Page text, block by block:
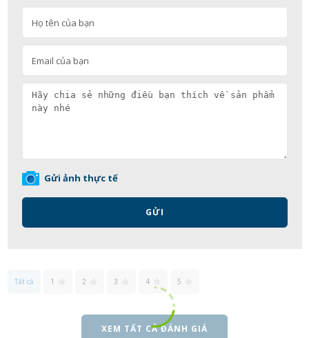
Gửi ảnh thực tế
GỬI
Tất cả 1 2 3 4 5
XEM TẤT CẢ ĐÁNH GIÁ